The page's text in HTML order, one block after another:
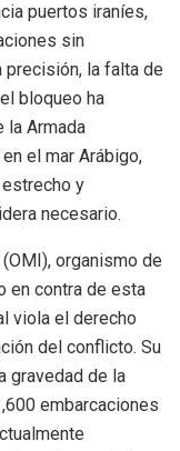
puertos iraníes,
sin
precisión, la falta de
bloqueo ha
la Armada
el mar Arábigo,
y
necesario.
organismo de
en contra de esta
viola el derecho
del conflicto. Su
gravedad de la
embarcaciones